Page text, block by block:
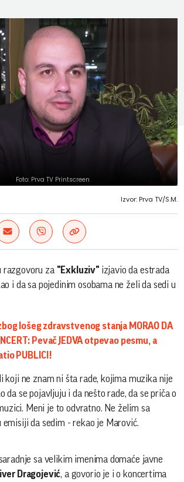
Foto: Prva TV Printscreen
Izvor: Prva TV/S.M.
razgovoru za "Exkluziv" izjavio da estrada
i da sa pojedinim osobama ne želi da sedi u
lošeg zdravstvenog stanja MORAO DA
Pevač JEDVA otpevao pesmu, a
PUBLICI!
koji ne znam ni šta rade, kojima muzika nije
da se pojavljuju i da nešto rade, da se priča o
Meni je to odvratno. Ne želim sa
da sedim - rekao je Marović.
sa velikim imenima domaće javne
Dragojević, a govorio je i o koncertima